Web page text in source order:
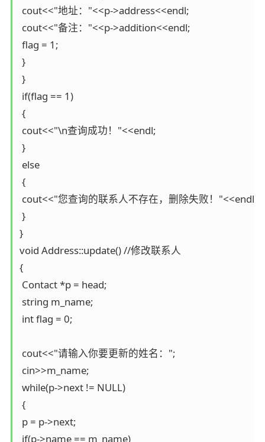
cout<<"地址："<<p->address<<endl;
cout<<"备注："<<p->addition<<endl;
flag = 1;
}
}
if(flag == 1)
{
cout<<"\n查询成功！"<<endl;
}
else
{
cout<<"您查询的联系人不存在，删除失败！"<<endl;
}
}
void Address::update() //修改联系人
{
Contact *p = head;
string m_name;
int flag = 0;
cout<<"请输入你要更新的姓名：";
cin>>m_name;
while(p->next != NULL)
{
p = p->next;
if(p->name == m_name)